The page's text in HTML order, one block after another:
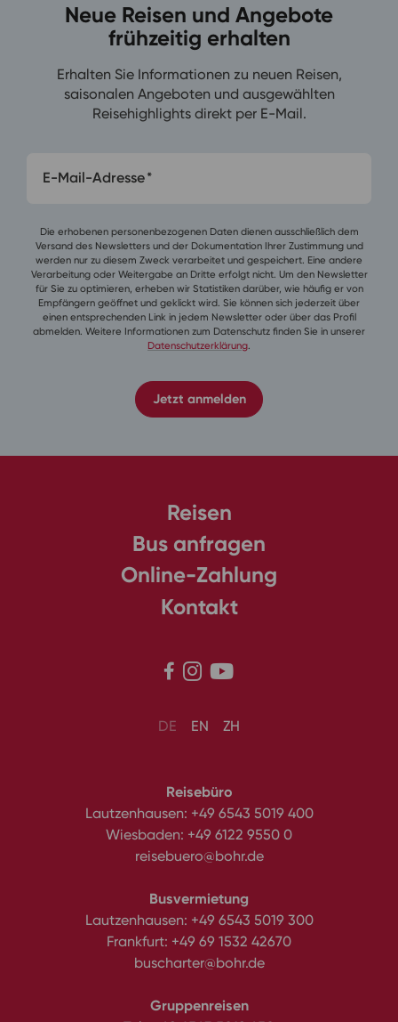
Neue Reisen und Angebote
frühzeitig erhalten
Erhalten Sie Informationen zu neuen Reisen,
saisonalen Angeboten und ausgewählten
Reisehighlights direkt per E-Mail.
E-Mail-Adresse
Die erhobenen personenbezogenen Daten dienen ausschließlich dem
Versand des Newsletters und der Dokumentation Ihrer Zustimmung und
werden nur zu diesem Zweck verarbeitet und gespeichert. Eine andere
Verarbeitung oder Weitergabe an Dritte erfolgt nicht. Um den Newsletter
für Sie zu optimieren, erheben wir Statistiken darüber, wie häufig er von
Empfängern geöffnet und geklickt wird. Sie können sich jederzeit über
einen entsprechenden Link in jedem Newsletter oder über das Profil
abmelden. Weitere Informationen zum Datenschutz finden Sie in unserer
Datenschutzerklärung.
Jetzt anmelden
Reisen
Bus anfragen
Online-Zahlung
Kontakt
  
DE EN ZH
Reisebüro
Lautzenhausen: +49 6543 5019 400
Wiesbaden: +49 6122 9550 0
reisebuero@bohr.de
Busvermietung
Lautzenhausen: +49 6543 5019 300
Frankfurt: +49 69 1532 42670
buscharter@bohr.de
Gruppenreisen